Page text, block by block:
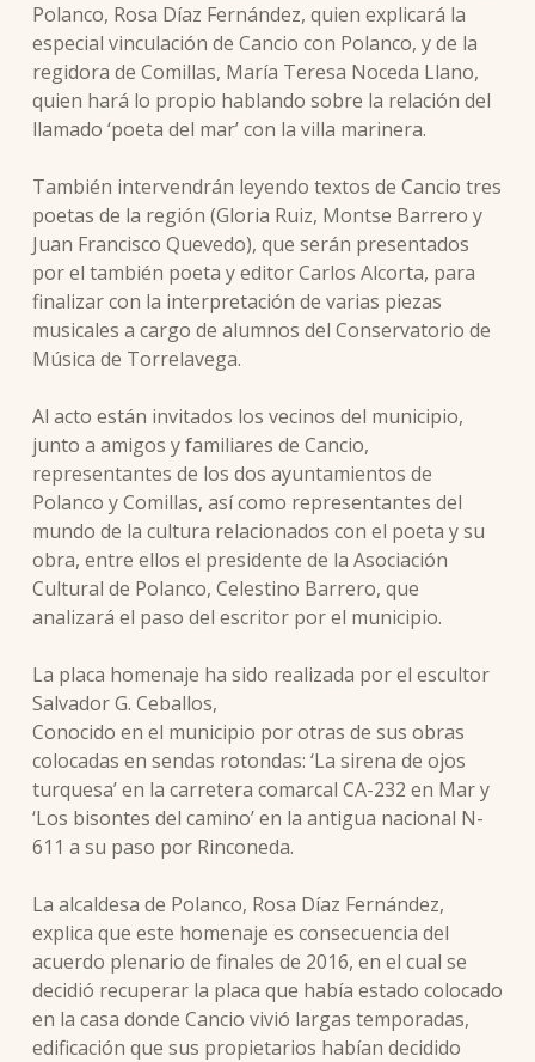
Polanco, Rosa Díaz Fernández, quien explicará la
especial vinculación de Cancio con Polanco, y de la
regidora de Comillas, María Teresa Noceda Llano,
quien hará lo propio hablando sobre la relación del
llamado ‘poeta del mar’ con la villa marinera.
También intervendrán leyendo textos de Cancio tres
poetas de la región (Gloria Ruiz, Montse Barrero y
Juan Francisco Quevedo), que serán presentados
por el también poeta y editor Carlos Alcorta, para
finalizar con la interpretación de varias piezas
musicales a cargo de alumnos del Conservatorio de
Música de Torrelavega.
Al acto están invitados los vecinos del municipio,
junto a amigos y familiares de Cancio,
representantes de los dos ayuntamientos de
Polanco y Comillas, así como representantes del
mundo de la cultura relacionados con el poeta y su
obra, entre ellos el presidente de la Asociación
Cultural de Polanco, Celestino Barrero, que
analizará el paso del escritor por el municipio.
La placa homenaje ha sido realizada por el escultor
Salvador G. Ceballos,
Conocido en el municipio por otras de sus obras
colocadas en sendas rotondas: ‘La sirena de ojos
turquesa’ en la carretera comarcal CA-232 en Mar y
‘Los bisontes del camino’ en la antigua nacional N-
611 a su paso por Rinconeda.
La alcaldesa de Polanco, Rosa Díaz Fernández,
explica que este homenaje es consecuencia del
acuerdo plenario de finales de 2016, en el cual se
decidió recuperar la placa que había estado colocado
en la casa donde Cancio vivió largas temporadas,
edificación que sus propietarios habían decidido